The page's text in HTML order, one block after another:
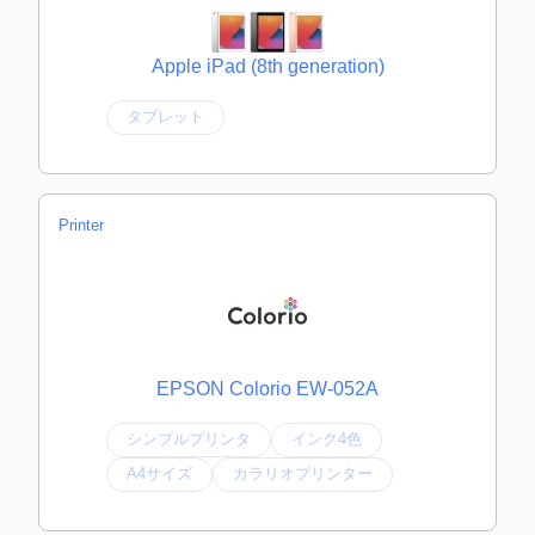
Apple iPad (8th generation)
タブレット
Printer
EPSON Colorio EW-052A
シンプルプリンタ
インク4色
A4サイズ
カラリオプリンター